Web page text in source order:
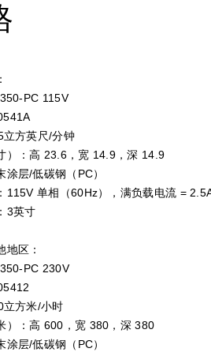
PC 115V
立方英尺/分钟
）：高 23.6，宽 14.9，深 14.9
涂层/低碳钢（PC）
115V 单相（60Hz），满负载电流 =
3英寸
地区：
PC 230V
立方米/小时
）：高 600，宽 380，深 380
涂层/低碳钢（PC）